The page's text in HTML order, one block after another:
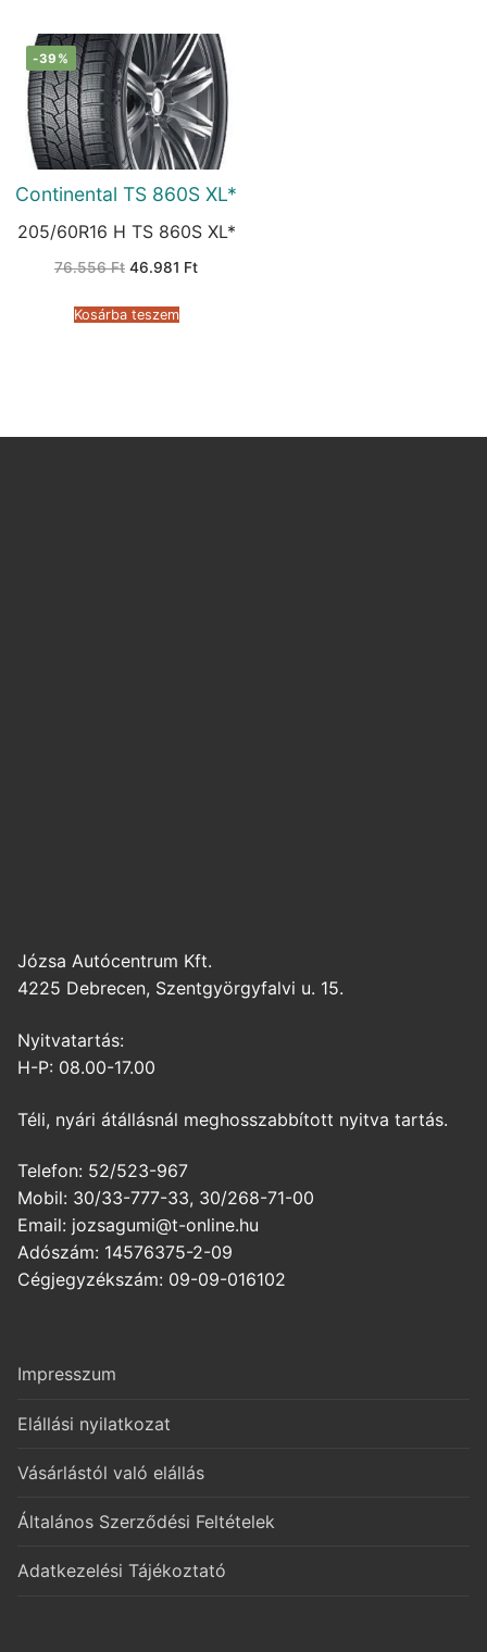
-39%
Continental TS 860S XL*
205/60R16 H TS 860S XL*
76.556Ft Original
76.556 Ft.
46.981 FtCurrent
Kosárba teszem
Józsa Autócentrum Kft.
4225 Debrecen, Szentgyörgyfalvi u. 15.
Nyitvatartás:
H-P: 08.00-17.00
Téli, nyári átállásnál meghosszabbított nyitva tartás.
Telefon: 52/523-967
Mobil: 30/33-777-33, 30/268-71-00
Email: jozsagumi@t-online.hu
Adószám: 14576375-2-09
Cégjegyzékszám: 09-09-016102
Impresszum
Elállási nyilatkozat
Vásárlástól való elállás
Általános Szerződési Feltételek
Adatkezelési Tájékoztató